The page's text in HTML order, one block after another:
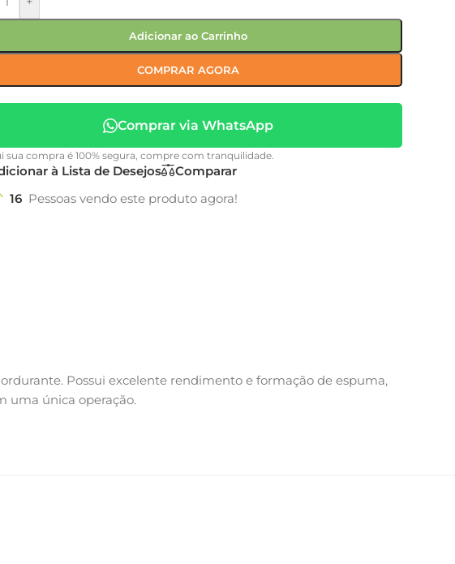
Adicionar ao Carrinho
COMPRAR AGORA
Comprar via WhatsApp
sua compra é 100% segura, compre com tranquilidade.
à Lista de Desejos
Comparar
16 Pessoas vendo este produto agora!
Possui excelente rendimento e formação de espuma,
uma única operação.